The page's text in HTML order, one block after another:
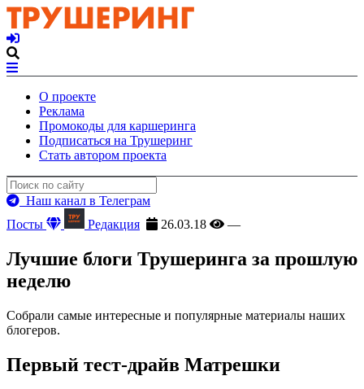
О проекте
Реклама
Промокоды для каршеринга
Подписаться на Трушеринг
Стать автором проекта
Наш канал в Телеграм
Посты
Редакция 26.03.18 —
Лучшие блоги Трушеринга за прошлую
неделю
Собрали самые интересные и популярные материалы наших
блогеров.
Первый тест-драйв Матрешки